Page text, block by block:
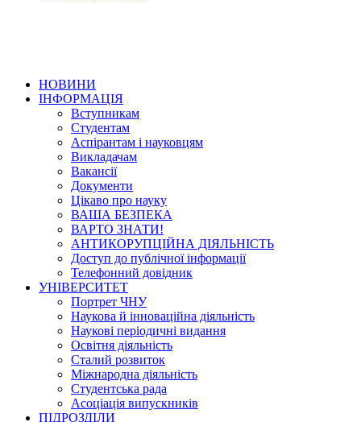
НОВИНИ
ІНФОРМАЦІЯ
Вступникам
Студентам
Аспірантам і науковцям
Викладачам
Вакансії
Документи
Цікаво про науку
ВАША БЕЗПЕКА
ВАРТО ЗНАТИ!
АНТИКОРУПЦІЙНА ДІЯЛЬНІСТЬ
Доступ до публічної інформації
Телефонний довідник
УНІВЕРСИТЕТ
Портрет ЧНУ
Наукова й інноваційна діяльність
Наукові періодичні видання
Освітня діяльність
Сталий розвиток
Міжнародна діяльність
Студентська рада
Асоціація випускників
ПІДРОЗДІЛИ